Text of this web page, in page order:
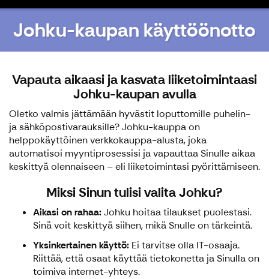
Johku-kaupan käyttöönotto
Vapauta aikaasi ja kasvata liiketoimintaasi
Johku-kaupan avulla
Oletko valmis jättämään hyvästit loputtomille puhelin-
ja sähköpostivarauksille? Johku-kauppa on
helppokäyttöinen verkkokauppa-alusta, joka
automatisoi myyntiprosessisi ja vapauttaa Sinulle aikaa
keskittyä olennaiseen – eli liiketoimintasi pyörittämiseen.
Miksi Sinun tulisi valita Johku?
Aikasi on rahaa:Johku hoitaa tilaukset puolestasi.
Sinä voit keskittyä siihen, mikä Snulle on tärkeintä.
Yksinkertainen käyttö: Ei tarvitse olla IT-osaaja.
Riittää, että osaat käyttää tietokonetta ja Sinulla on
toimiva internet-yhteys.